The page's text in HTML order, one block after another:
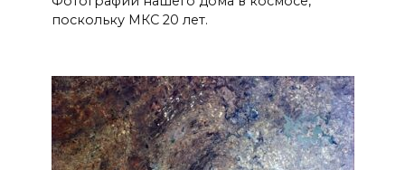
поскольку МКС 20 лет.